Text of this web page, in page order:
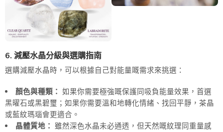
6. 減壓水晶分級與選購指南
選購減壓水晶時，可以根據自己對能量嘅需求來挑選：
顏色與種類： 如果你需要極強嘅保護同吸負能量效果，首選
黑曜石或黑碧璽；如果你需要溫和地轉化情緒、找回平靜，茶晶
或藍紋瑪瑙會更適合。
晶體質地： 雖然深色水晶未必通透，但天然嘅紋理同重量感